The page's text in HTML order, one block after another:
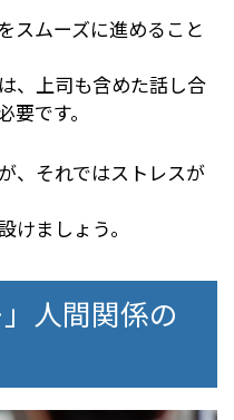
スムーズに進めること
、上司も含めた話し合
です。
、それではストレスが
けましょう。
人間関係の